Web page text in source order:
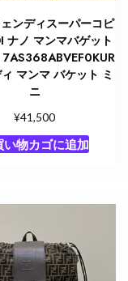
ンディスーパーコピ
ナノ マンマバゲット
7AS368ABVEF0KUR
マンマ バケット ミ
ニ
¥41,500
い物カゴに追加